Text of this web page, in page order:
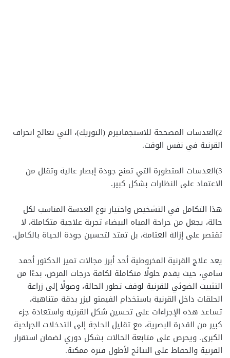
2)العدسات المصححة للاستجماتيزم (التوريك)، التي تعالج انحراف
القرنية في نفس الوقت.
3)العدسات المتطورة التي تمنح جودة إبصار عالية وتقلل من
الاعتماد على النظارات بشكل كبير.
هذا التكامل في التشخيص واختيار نوع العدسة المناسب لكل
حالة، يجعل من جراحة المياه البيضاء تجربة علاجية متكاملة، لا
تقتصر على إزالة العتامة، بل تمتد لتحسين جودة الحياة بالكامل.
يعد علاج القرنية المخروطية أحد أبرز مجالات تميز الدكتور أحمد
سامي، حيث يقدم حلولًا متكاملة لكافة درجات المرض، بدءًا من
التثبيت الضوئي للقرنية لوقف تطور الحالة، وصولًا إلى زراعة
الحلقات داخل القرنية باستخدام الفيمتو ليزر بدقة متناهية،
تساعد هذه الإجراءات على تحسين شكل القرنية واستعادة جزء
كبير من القدرة البصرية، مع تقليل الحاجة إلى التدخلات الجراحية
الكبرى. ويحرص على متابعة الحالات بشكل دوري لضمان استقرار
القرنية والحفاظ على النتائج لأطول فترة ممكنة.